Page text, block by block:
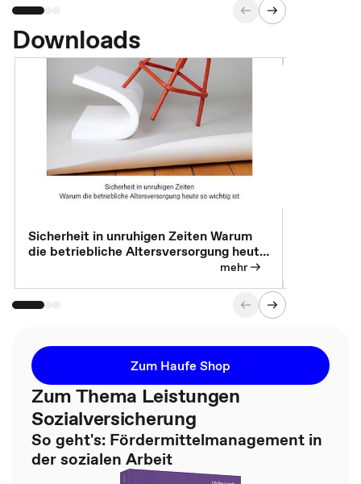
Downloads
Sicherheit in unruhigen Zeiten Warum
die betriebliche Altersversorgung heute
mehr
Zum Haufe Shop
Zum Thema Leistungen
Sozialversicherung
So geht's: Fördermittelmanagement in
der sozialen Arbeit